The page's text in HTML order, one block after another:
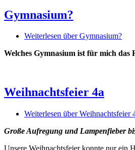
Gymnasium?
Weiterlesen über Gymnasium?
Welches Gymnasium ist für mich das
Weihnachtsfeier 4a
Weiterlesen über Weihnachtsfeier
Große Aufregung und Lampenfieber